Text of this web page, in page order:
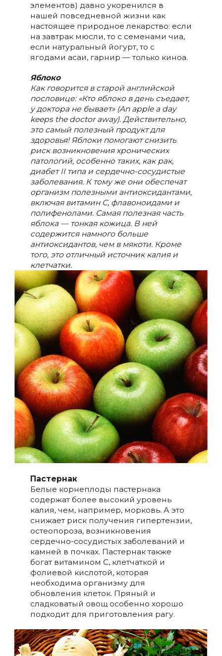
элементов) давно укоренился в
нашей повседневной жизни как
настоящее природное лекарство: если
на завтрак мюсли, то с семенами чиа,
если натуральный йогурт, то с
ягодами асаи, гарнир — только киноа.
Яблоко
Как говорится в старой английской
пословице: «Кто яблоко в день съедает,
у доктора не бывает» (An apple a day
keeps the doctor away). Действительно,
это самый полезный продукт для
здоровья! Яблоки помогают снизить
риск возникновения хронических
патологий, особенно таких, как рак,
диабет II типа и сердечно-сосудистые
заболевания. К тому же они обеспечат
организм полезными антиоксидантами,
включая витамин С, флавоноидами и
полифенолами. Самая полезная часть
яблока — тонкая кожица. В ней
содержится намного больше
антиоксидантов, чем в мякоти. Кроме
того, это отличный источник калия и
клетчатки.
Пастернак
Белые корнеплоды пастернака
содержат более высокий уровень
калия, чем, например, морковь. А это
снижает риск получения гипертензии,
остеопороза, возникновения
сердечно-сосудистых заболеваний и
камней в почках. Пастернак также
богат витамином С, клетчаткой и
фолиевой кислотой, которая
необходима организму для
обновления клеток. Пряный и
сладковатый овощ особенно хорошо
подходит для приготовления рагу.